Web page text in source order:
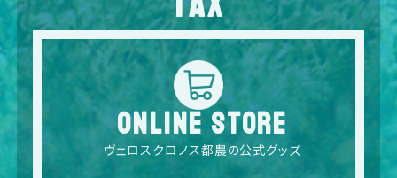
ONLINE STORE
ヴェロスクロノス都農の公式グッズ